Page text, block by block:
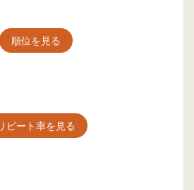
順位を見る
ピート率を見る